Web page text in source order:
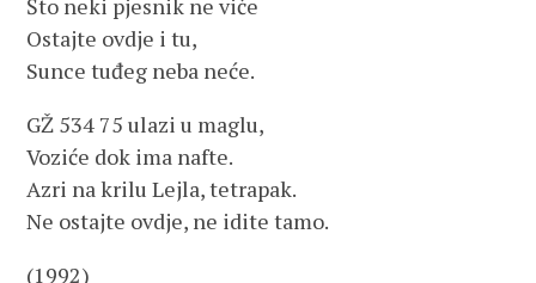
Što neki pjesnik ne viče
Ostajte ovdje i tu,
Sunce tuđeg neba neće.
GŽ 534 75 ulazi u maglu,
Voziće dok ima nafte.
Azri na krilu Lejla, tetrapak.
Ne ostajte ovdje, ne idite tamo.
(1992)